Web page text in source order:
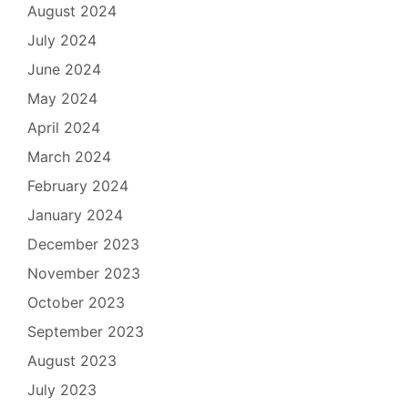
August 2024
July 2024
June 2024
May 2024
April 2024
March 2024
February 2024
January 2024
December 2023
November 2023
October 2023
September 2023
August 2023
July 2023